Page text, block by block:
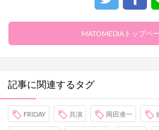
MATOMEDIAトップペ
記事に関連するタグ
FRIDAY 共演 岡田准一